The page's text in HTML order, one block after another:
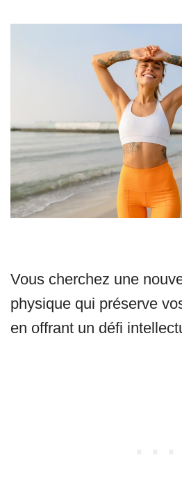
Vous cherchez une
physique qui préserve
en offrant un défi